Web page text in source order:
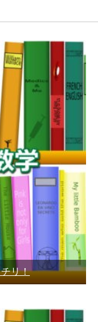
リ！